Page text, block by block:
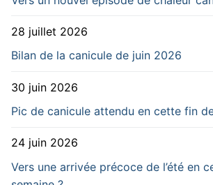
28 juillet 2026
Bilan de la canicule de juin 2026
30 juin 2026
Pic de canicule attendu en cette fin
24 juin 2026
Vers une arrivée précoce de l’été en